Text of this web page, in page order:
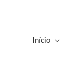
Início